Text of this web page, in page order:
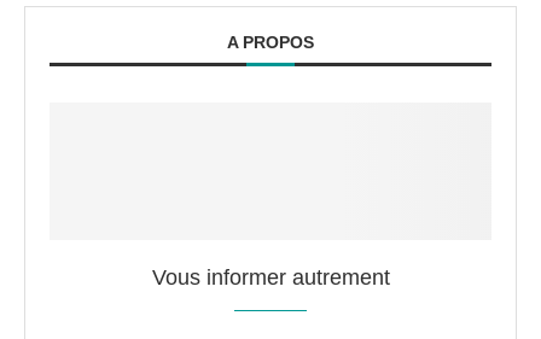
A PROPOS
Vous informer autrement